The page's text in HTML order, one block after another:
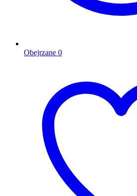
Obejrzane 0